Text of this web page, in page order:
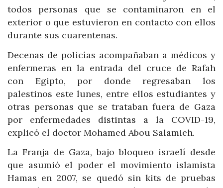
todos personas que se contaminaron en el
exterior o que estuvieron en contacto con ellos
durante sus cuarentenas.
Decenas de policías acompañaban a médicos y
enfermeras en la entrada del cruce de Rafah
con Egipto, por donde regresaban los
palestinos este lunes, entre ellos estudiantes y
otras personas que se trataban fuera de Gaza
por enfermedades distintas a la COVID-19,
explicó el doctor Mohamed Abou Salamieh.
La Franja de Gaza, bajo bloqueo israelí desde
que asumió el poder el movimiento islamista
Hamas en 2007, se quedó sin kits de pruebas